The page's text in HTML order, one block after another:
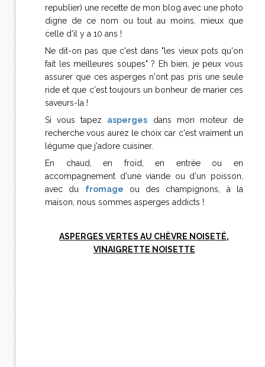
republier) une recette de mon blog avec une photo
digne de ce nom ou tout au moins, mieux que
celle d'il y a 10 ans !
Ne dit-on pas que c'est dans "les vieux pots qu'on
fait les meilleures soupes" ? Eh bien, je peux vous
assurer que ces asperges n'ont pas pris une seule
ride et que c'est toujours un bonheur de marier ces
saveurs-la !
Si vous tapez asperges dans mon moteur de
recherche vous aurez le choix car c'est vraiment un
légume que j'adore cuisiner.
En chaud, en froid, en entrée ou en
accompagnement d'une viande ou d'un poisson,
avec du fromage ou des champignons, à la
maison, nous sommes asperges addicts !
ASPERGES VERTES AU CHÈVRE NOISETÉ,
VINAIGRETTE NOISETTE